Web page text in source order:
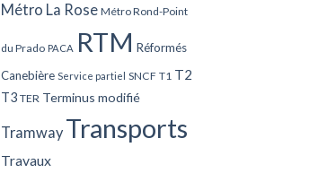
Métro La Rose Métro Rond-Point
du Prado PACA RTM Réformés
Canebière Service partiel SNCF T1 T2
T3 TER Terminus modifié
Tramway Transports
Travaux